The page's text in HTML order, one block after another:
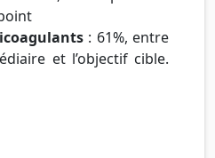
: 61%, entre
et l’objectif cible.